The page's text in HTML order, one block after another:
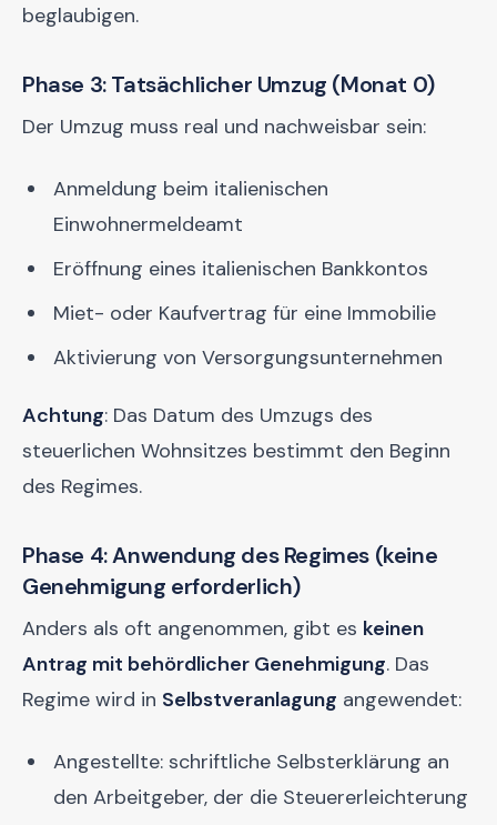
beglaubigen.
Phase 3: Tatsächlicher Umzug (Monat 0)
Der Umzug muss real und nachweisbar sein:
Anmeldung beim italienischen
Einwohnermeldeamt
Eröffnung eines italienischen Bankkontos
Miet- oder Kaufvertrag für eine Immobilie
Aktivierung von Versorgungsunternehmen
Achtung: Das Datum des Umzugs des
steuerlichen Wohnsitzes bestimmt den Beginn
des Regimes.
Phase 4: Anwendung des Regimes (keine
Genehmigung erforderlich)
Anders als oft angenommen, gibt es keinen
Antrag mit behördlicher Genehmigung. Das
Regime wird in Selbstveranlagung angewendet:
Angestellte: schriftliche Selbsterklärung an
den Arbeitgeber, der die Steuererleichterung